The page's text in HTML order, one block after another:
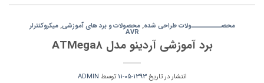
محصــــــــــولات طراحی شده,محصولات و برد های آموزشی,میکروکنترلر
AVR
برد آموزشی آردینو مدل ATMega8
انتشار در تاریخ1393-05-11 توسط ADMIN